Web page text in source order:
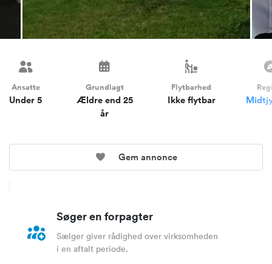
Ansatte
Under 5
Grundlagt
Ældre end 25
år
Flytbarhed
Ikke flytbar
Gem annonce
Søger en forpagter
Sælger giver rådighed over virksomheden
i en aftalt periode.